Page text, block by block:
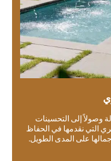
وصولاً إلى التحسينات
التي نقدمها في الحفاظ
على المدى الطويل.